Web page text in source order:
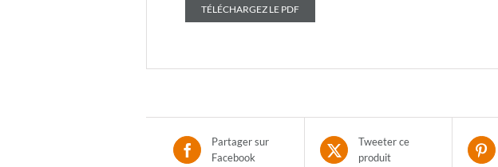
TÉLÉCHARGEZ LE PDF
Partager sur
Facebook
Tweeter ce
produit